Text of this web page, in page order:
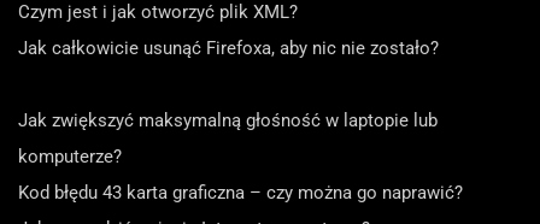
Czym jest i jak otworzyć plik XML?
Jak całkowicie usunąć Firefoxa, aby nic nie zostało?
Jak zwiększyć maksymalną głośność w laptopie lub
komputerze?
Kod błędu 43 karta graficzna – czy można go naprawić?